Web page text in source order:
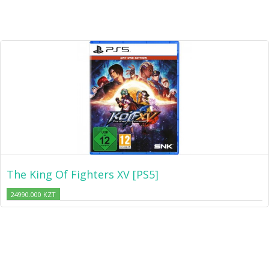
The King Of Fighters XV [PS5]
24990.000 KZT